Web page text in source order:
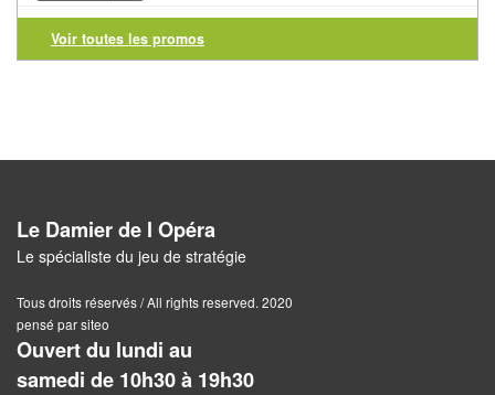
Extensions
Accessoires
Jeux
Dominos
Voir toutes les promos
Le Damier de l Opéra
Le spécialiste du jeu de stratégie
Tous droits réservés / All rights reserved. 2020
pensé par siteo
Ouvert du lundi au
samedi de 10h30 à 19h30